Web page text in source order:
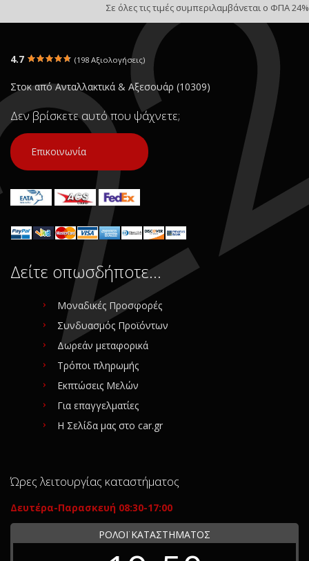
Σε όλες τις τιμές συμπεριλαμβάνεται ο ΦΠΑ 24%
4.7 (198 Αξιολογήσεις)
Στοκ από Ανταλλακτικά & Αξεσουάρ (10309)
Δεν βρίσκετε αυτό που ψάχνετε;
Επικοινωνία
Δείτε οπωσδήποτε…
Μοναδικές Προσφορές
Συνδυασμός Προϊόντων
Δωρεάν μεταφορικά
Τρόποι πληρωμής
Εκπτώσεις Μελών
Για επαγγελματίες
Η Σελίδα μας στο car.gr
Ώρες λειτουργίας καταστήματος
Δευτέρα-Παρασκευή 08:30-17:00
ΡΟΛΟΪ ΚΑΤΑΣΤΗΜΑΤΟΣ